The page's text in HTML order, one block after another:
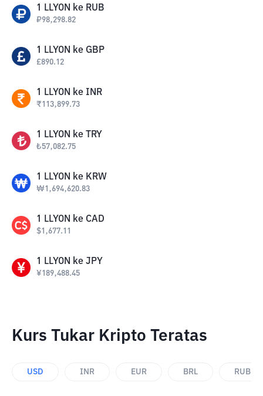
1 LLYON ke RUB
₽98,298.82
1 LLYON ke GBP
£890.12
1 LLYON ke INR
₹113,899.73
1 LLYON ke TRY
₺57,082.75
1 LLYON ke KRW
₩1,694,620.83
1 LLYON ke CAD
$1,677.11
1 LLYON ke JPY
¥189,488.45
Kurs Tukar Kripto Teratas
USD INR EUR BRL RUB